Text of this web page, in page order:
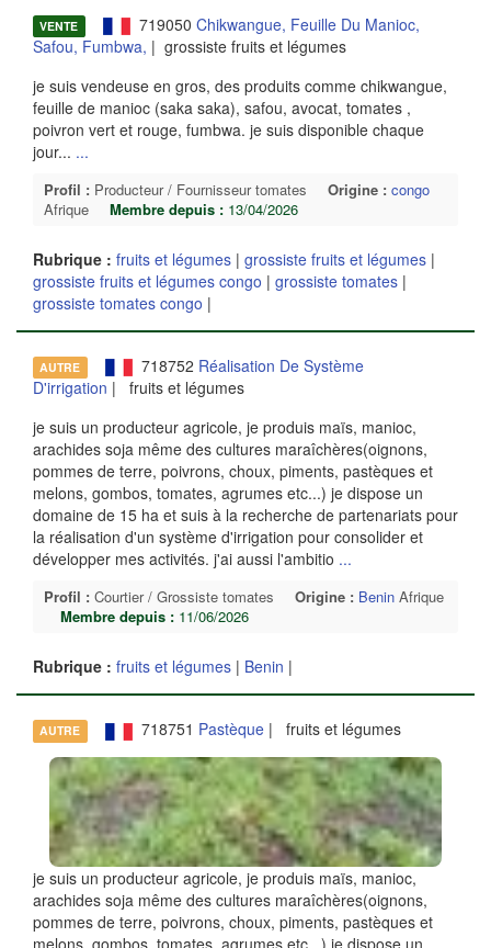
VENTE 719050 Chikwangue, Feuille Du Manioc,
Safou, Fumbwa, | grossiste fruits et légumes
je suis vendeuse en gros, des produits comme chikwangue,
feuille de manioc (saka saka), safou, avocat, tomates ,
poivron vert et rouge, fumbwa. je suis disponible chaque
jour... ...
Profil : Producteur / Fournisseur tomates Origine : congo
Afrique
Membre depuis : 13/04/2026
Rubrique : fruits et légumes | grossiste fruits et légumes |
grossiste fruits et légumes congo | grossiste tomates |
grossiste tomates congo |
AUTRE 718752 Réalisation De Système
D'irrigation | fruits et légumes
je suis un producteur agricole, je produis maïs, manioc,
arachides soja même des cultures maraîchères(oignons,
pommes de terre, poivrons, choux, piments, pastèques et
melons, gombos, tomates, agrumes etc...) je dispose un
domaine de 15 ha et suis à la recherche de partenariats pour
la réalisation d'un système d'irrigation pour consolider et
développer mes activités. j'ai aussi l'ambitio ...
Profil : Courtier / Grossiste tomates Origine : Benin Afrique
Membre depuis : 11/06/2026
Rubrique : fruits et légumes | Benin |
AUTRE 718751 Pastèque| fruits et légumes
je suis un producteur agricole, je produis maïs, manioc,
arachides soja même des cultures maraîchères(oignons,
pommes de terre, poivrons, choux, piments, pastèques et
melons, gombos, tomates, agrumes etc...) je dispose un